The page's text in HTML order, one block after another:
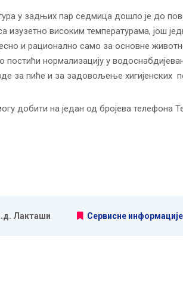
у задњих пар седмица дошло је до
изузетно високим температурама, још
и рационално само за основне
нормализацију у
за пиће и за задовољење хигијенских
добити на један од бројева телефона
Лакташи Сервисне информације